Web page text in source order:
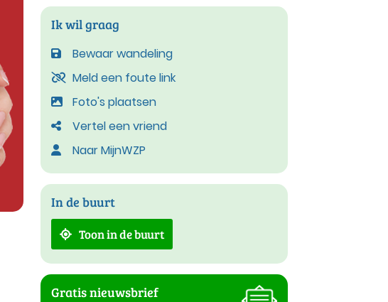
Ik wil graag
Bewaar wandeling
Meld een foute link
Foto's plaatsen
Vertel een vriend
Naar MijnWZP
In de buurt
Toon in de buurt
Gratis nieuwsbrief